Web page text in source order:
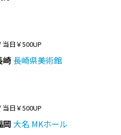
日￥500UP
崎 長崎県美術館
日￥500UP
岡 大名 MKホール